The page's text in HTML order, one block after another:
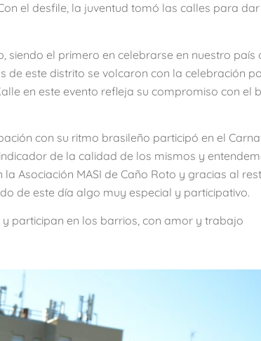
el desfile, la juventud tomó las calles para
siendo el primero en celebrarse en nuestro
de este distrito se volcaron con la celebración
en este evento refleja su compromiso con el
con su ritmo brasileño participó en el
de la calidad de los mismos y
Asociación MASI de Caño Roto y gracias al
de este día algo muy especial y participativo.
participan en los barrios, con amor y trabajo